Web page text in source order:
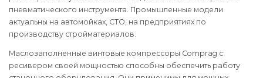
пневматического инструмента. Промышленные модели
актуальны на автомойках, СТО, на предприятиях по
производству стройматериалов.
Маслозаполненные винтовые компрессоры Comprag с
ресивером своей мощностью способны обеспечить работу